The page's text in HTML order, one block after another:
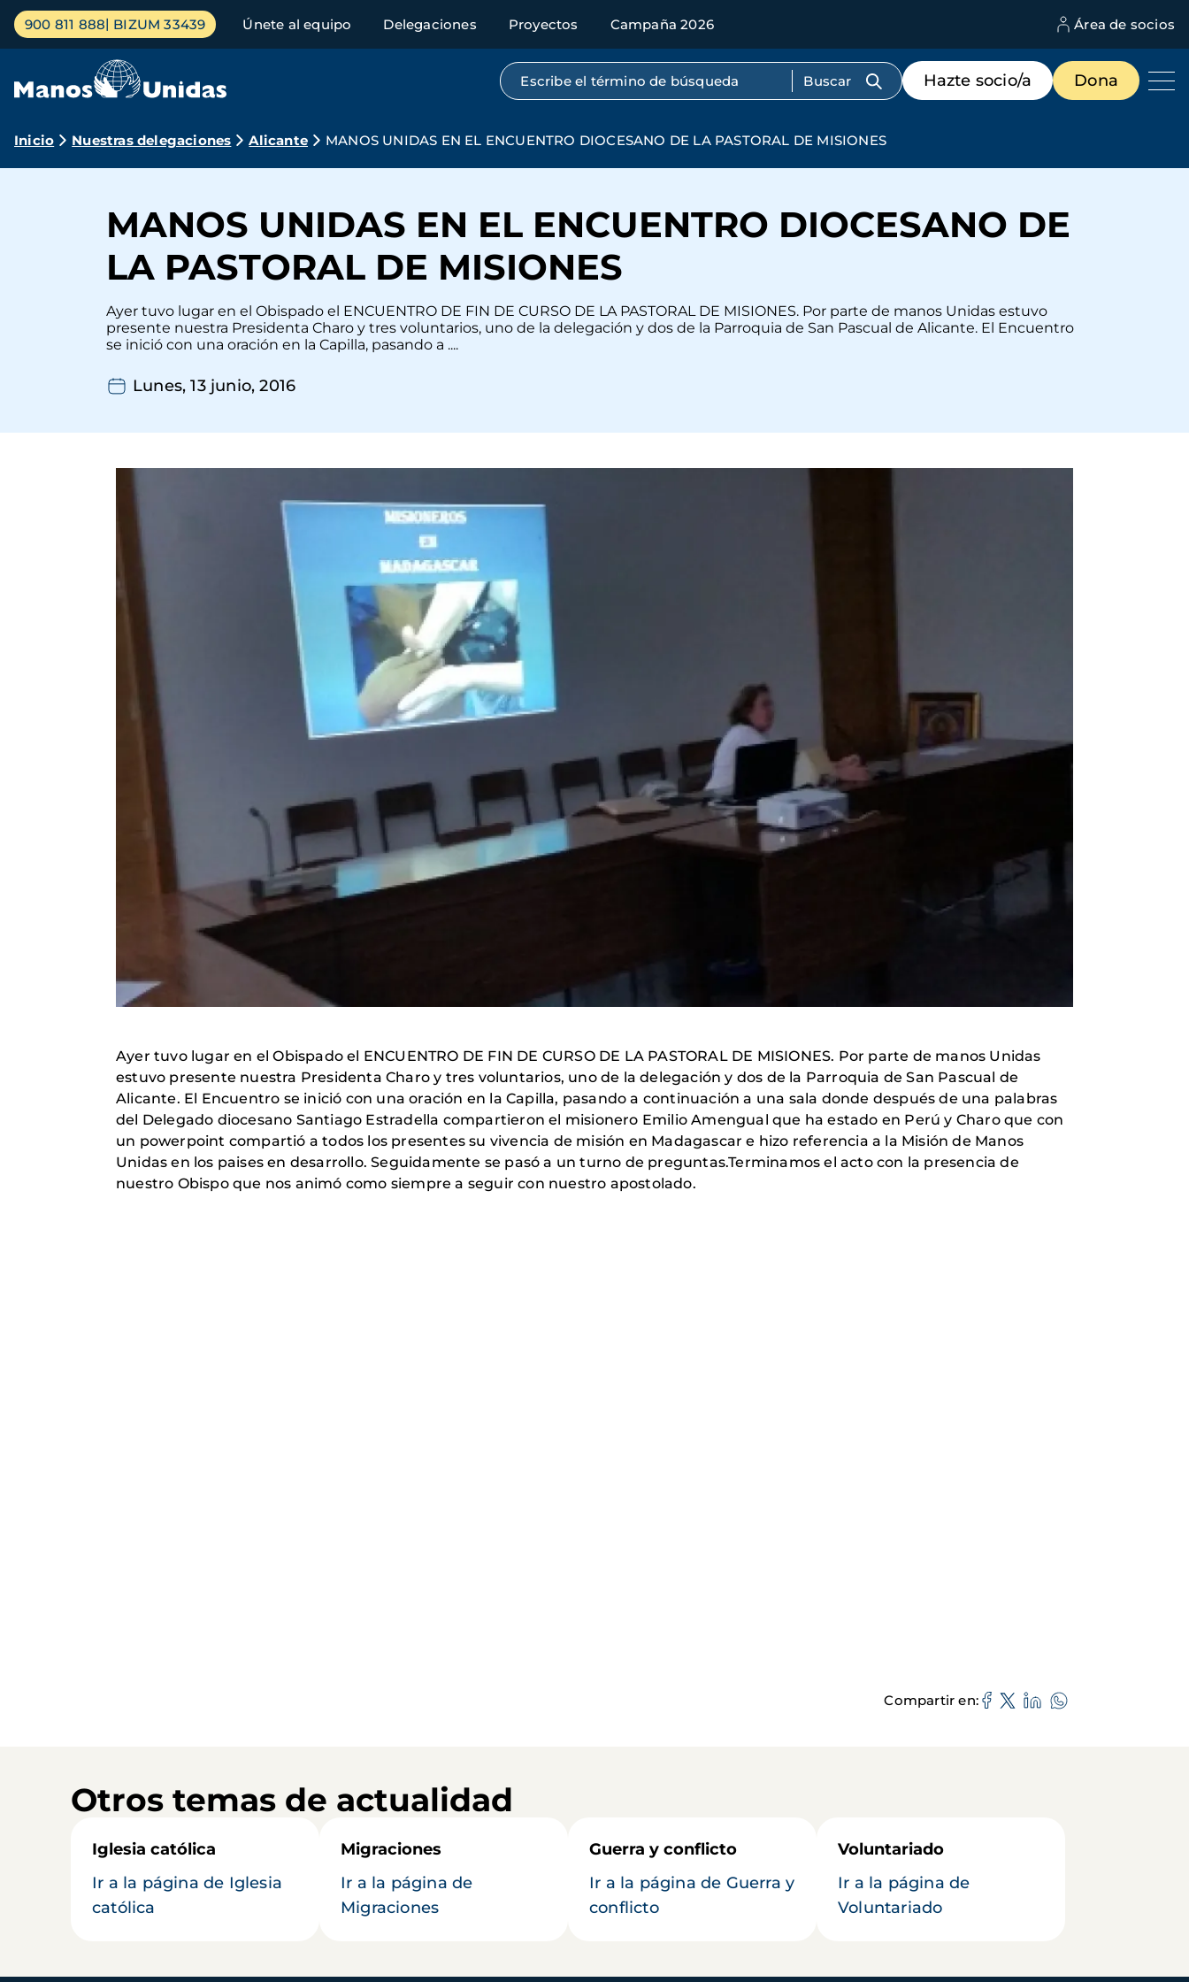
Pasar
contenido
Menú
principal
900 811 888 BIZUM 33439 Únete al equipo Delegaciones Proyectos Campaña 2026 Área de socios
Búsqueda por texto completo
Menú
de
destacados
Hazte socio/a Dona
Ruta
navegación
Inicio Nuestras delegaciones Alicante MANOS UNIDAS EN EL ENCUENTRO DIOCESANO DE LA PASTORAL DE MISIONES
MANOS UNIDAS EN EL ENCUENTRO DIOCESANO DE
LA PASTORAL DE MISIONES
Ayer tuvo lugar en el Obispado el ENCUENTRO DE FIN DE CURSO DE LA PASTORAL DE MISIONES. Por parte de manos Unidas estuvo
presente nuestra Presidenta Charo y tres voluntarios, uno de la delegación y dos de la Parroquia de San Pascual de Alicante. El Encuentro
se inició con una oración en la Capilla, pasando a ....
Lunes, 13 junio, 2016
Ayer tuvo lugar en el Obispado el ENCUENTRO DE FIN DE CURSO DE LA PASTORAL DE MISIONES. Por parte de manos Unidas
estuvo presente nuestra Presidenta Charo y tres voluntarios, uno de la delegación y dos de la Parroquia de San Pascual de
Alicante. El Encuentro se inició con una oración en la Capilla, pasando a continuación a una sala donde después de una palabras
del Delegado diocesano Santiago Estradella compartieron el misionero Emilio Amengual que ha estado en Perú y Charo que con
un powerpoint compartió a todos los presentes su vivencia de misión en Madagascar e hizo referencia a la Misión de Manos
Unidas en los paises en desarrollo. Seguidamente se pasó a un turno de preguntas.Terminamos el acto con la presencia de
nuestro Obispo que nos animó como siempre a seguir con nuestro apostolado.
Compartir en
Otros temas de actualidad
Iglesia católica
Ir a la página de Iglesia
católica
Migraciones
Ir a la página de
Migraciones
Guerra y conflicto
Ir a la página de Guerra y
conflicto
Voluntariado
Ir a la página de
Voluntariado